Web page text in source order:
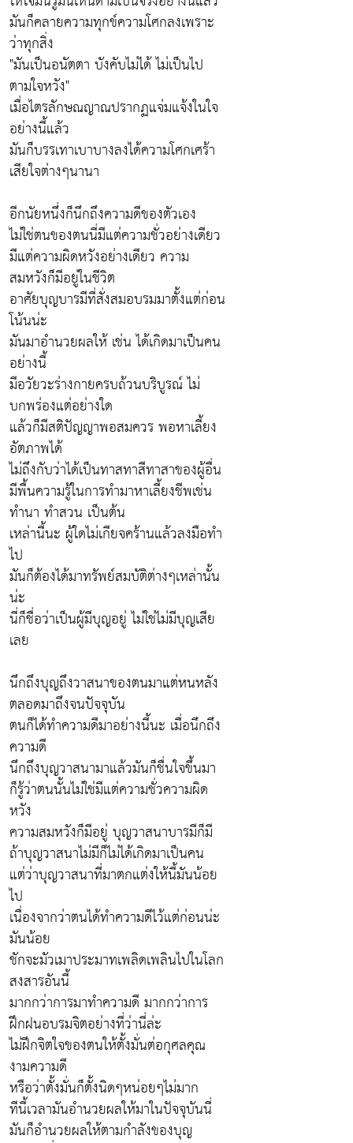
มันก็คลายความทุกข์ความโศกลงเพราะ
ว่าทุกสิ่ง
"มันเป็นอนัตตา บังคับไม่ได้ ไม่เป็นไป
ตามใจหวัง"
เมื่อไตรลักษณญาณปรากฏแจ่มแจ้งในใจ
อย่างนี้แล้ว
มันก็บรรเทาเบาบางลงได้ความโศกเศร้า
เสียใจต่างๆนานา
อีกนัยหนึ่งก็นึกถึงความดีของตัวเอง
ไม่ใช่ตนของตนนี่มีแต่ความชั่วอย่างเดียว
มีแต่ความผิดหวังอย่างเดียว ความ
สมหวังก็มีอยู่ในชีวิต
อาศัยบุญบารมีที่สั่งสมอบรมมาตั้งแต่ก่อน
โน้นน่ะ
มันมาอำนวยผลให้ เช่น ได้เกิดมาเป็นคน
อย่างนี้
มีอวัยวะร่างกายครบถ้วนบริบูรณ์ ไม่
บกพร่องแต่อย่างใด
แล้วก็มีสติปัญญาพอสมควร พอหาเลี้ยง
อัตภาพได้
ไม่ถึงกับว่าได้เป็นทาสทาสีทาสาของผู้อื่น
มีพื้นความรู้ในการทำมาหาเลี้ยงชีพเช่น
ทำนา ทำสวน เป็นต้น
เหล่านี้นะ ผู้ใดไม่เกียจคร้านแล้วลงมือทำ
ไป
มันก็ต้องได้มาทรัพย์สมบัติต่างๆเหล่านั้น
น่ะ
นี่ก็ชื่อว่าเป็นผู้มีบุญอยู่ ไม่ใช่ไม่มีบุญเสีย
เลย
นึกถึงบุญถึงวาสนาของตนมาแต่หนหลัง
ตลอดมาถึงจนปัจจุบัน
ตนก็ได้ทำความดีมาอย่างนี้นะ เมื่อนึกถึง
ความดี
นึกถึงบุญวาสนามาแล้วมันก็ชื่นใจขึ้นมา
ก็รู้ว่าตนนั้นไม่ใช่มีแต่ความชั่วความผิด
หวัง
ความสมหวังก็มีอยู่ บุญวาสนาบารมีก็มี
ถ้าบุญวาสนาไม่มีก็ไม่ได้เกิดมาเป็นคน
แต่ว่าบุญวาสนาที่มาตกแต่งให้นี้มันน้อย
ไป
เนื่องจากว่าตนได้ทำความดีไว้แต่ก่อนน่ะ
มันน้อย
ชักจะมัวเมาประมาทเพลิดเพลินไปในโลก
สงสารอันนี้
มากกว่าการมาทำความดี มากกว่าการ
ฝึกฝนอบรมจิตอย่างที่ว่านี่ล่ะ
ไม่ฝึกจิตใจของตนให้ตั้งมั่นต่อกุศลคุณ
งามความดี
หรือว่าตั้งมั่นก็ตั้งนิดๆหน่อยๆไม่มาก
ทีนี้เวลามันอำนวยผลให้มาในปัจจุบันนี่
มันก็อำนวยผลให้ตามกำลังของบุญ